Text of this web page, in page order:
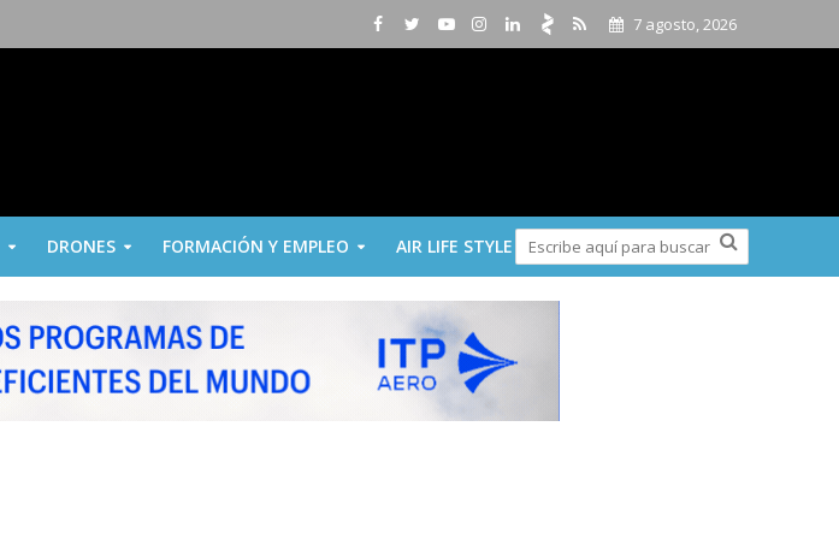
7 agosto, 2026
DRONES FORMACIÓN Y EMPLEO AIR LIFE STYLE